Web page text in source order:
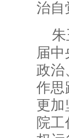
治自
届
政治
作思
更加
院